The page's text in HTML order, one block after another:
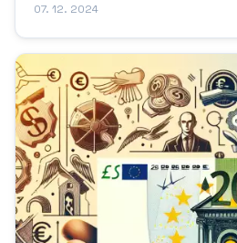
možnost naučit se zodpovědně
07. 12. 2024